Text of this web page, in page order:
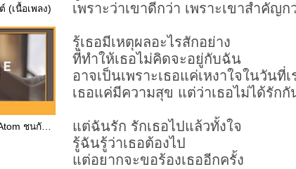
(เนื้อเพลง)
คาราโอเกะ PLEASE - Atom ชนกันต์ [ Original Karaoke ]
เพราะว่าเขาดีกว่า เพราะเขาสำคัญก
รู้เธอมีเหตุผลอะไรสักอย่าง
ที่ทำให้เธอไม่คิดจะอยู่กับฉัน
อาจเป็นเพราะเธอแค่เหงาใจในวันที่
เธอแค่มีความสุข แต่ว่าเธอไม่ได้รักกั
แต่ฉันรัก รักเธอไปแล้วทั้งใจ
รู้ฉันรู้ว่าเธอต้องไป
แต่อยากจะขอร้องเธออีกครั้ง